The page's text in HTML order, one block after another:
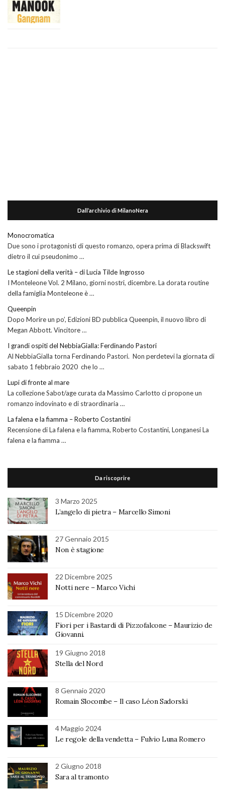
Dall’archivio di MilanoNera
Monocromatica
Due sono i protagonisti di questo romanzo, opera prima di Blackswift
dietro il cui pseudonimo …
Le stagioni della verità – di Lucia Tilde Ingrosso
I Monteleone Vol. 2 Milano, giorni nostri, dicembre. La dorata routine
della famiglia Monteleone è …
Queenpin
Dopo Morire un po’, Edizioni BD pubblica Queenpin, il nuovo libro di
Megan Abbott. Vincitore …
I grandi ospiti del NebbiaGialla: Ferdinando Pastori
Al NebbiaGialla torna Ferdinando Pastori. Non perdetevi la giornata di
sabato 1 febbraio 2020 che lo …
Lupi di fronte al mare
La collezione Sabot/age curata da Massimo Carlotto ci propone un
romanzo indovinato e di straordinaria …
La falena e la fiamma – Roberto Costantini
Recensione di La falena e la fiamma, Roberto Costantini, Longanesi La
falena e la fiamma …
Da riscoprire
3 Marzo 2025
L’angelo di pietra – Marcello Simoni
27 Gennaio 2015
Non è stagione
22 Dicembre 2025
Notti nere – Marco Vichi
15 Dicembre 2020
Fiori per i Bastardi di Pizzofalcone – Maurizio de
Giovanni.
19 Giugno 2018
Stella del Nord
8 Gennaio 2020
Romain Slocombe – Il caso Léon Sadorski
4 Maggio 2024
Le regole della vendetta – Fulvio Luna Romero
2 Giugno 2018
Sara al tramonto